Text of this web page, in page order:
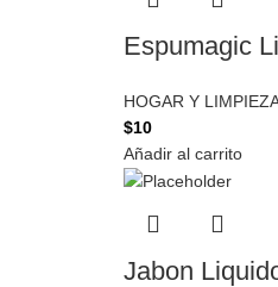
Espumagic
HOGAR Y
$10
Añadir al carrito
Jabon